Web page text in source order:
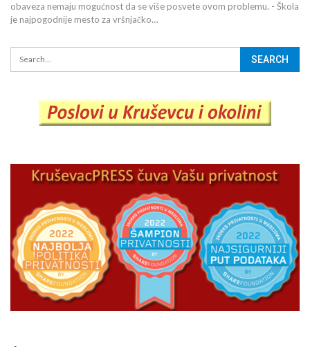
obaveza nemaju mogućnost da se više posvete ovom problemu. - Škola
je najpogodnije mesto za vršnjačko…